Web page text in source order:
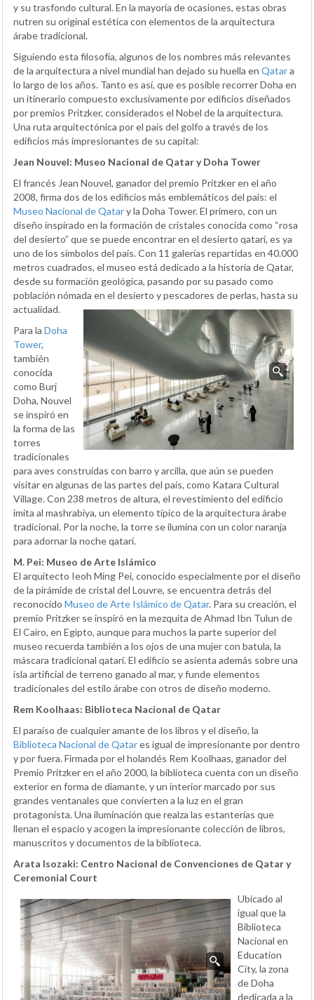
y su trasfondo cultural. En la mayoría de ocasiones, estas obras
nutren su original estética con elementos de la arquitectura
árabe tradicional.
Siguiendo esta filosofía, algunos de los nombres más relevantes
de la arquitectura a nivel mundial han dejado su huella en Qatara
lo largo de los años. Tanto es así, que es posible recorrer Doha en
un itinerario compuesto exclusivamente por edificios diseñados
por premios Pritzker, considerados el Nobel de la arquitectura.
Una ruta arquitectónica por el país del golfo a través de los
edificios más impresionantes de su capital:
Jean Nouvel: Museo Nacional de Qatar y Doha Tower
El francés Jean Nouvel, ganador del premio Pritzker en el año
2008, firma dos de los edificios más emblemáticos del país: el
Museo Nacional de Qatary la Doha Tower. El primero, con un
diseño inspirado en la formación de cristales conocida como “rosa
del desierto” que se puede encontrar en el desierto qatarí, es ya
uno de los símbolos del país. Con 11 galerías repartidas en 40.000
metros cuadrados, el museo está dedicado a la historia de Qatar,
desde su formación geológica, pasando por su pasado como
población nómada en el desierto y pescadores de perlas, hasta su
actualidad.
Para la Doha
Tower,
también
conocida
como Burj
Doha, Nouvel
se inspiró en
la forma de las
torres
tradicionales
para aves construidas con barro y arcilla, que aún se pueden
visitar en algunas de las partes del país, como Katara Cultural
Village. Con 238 metros de altura, el revestimiento del edificio
imita al mashrabiya, un elemento típico de la arquitectura árabe
tradicional. Por la noche, la torre se ilumina con un color naranja
para adornar la noche qatarí.
M. Pei: Museo de Arte Islámico
El arquitecto Ieoh Ming Pei, conocido especialmente por el diseño
de la pirámide de cristal del Louvre, se encuentra detrás del
reconocido Museo de Arte Islámico de Qatar. Para su creación, el
premio Pritzker se inspiró en la mezquita de Ahmad Ibn Tulun de
El Cairo, en Egipto, aunque para muchos la parte superior del
museo recuerda también a los ojos de una mujer con batula, la
máscara tradicional qatarí. El edificio se asienta además sobre una
isla artificial de terreno ganado al mar, y funde elementos
tradicionales del estilo árabe con otros de diseño moderno.
Rem Koolhaas: Biblioteca Nacional de Qatar
El paraíso de cualquier amante de los libros y el diseño, la
Biblioteca Nacional de Qatares igual de impresionante por dentro
y por fuera. Firmada por el holandés Rem Koolhaas, ganador del
Premio Pritzker en el año 2000, la biblioteca cuenta con un diseño
exterior en forma de diamante, y un interior marcado por sus
grandes ventanales que convierten a la luz en el gran
protagonista. Una iluminación que realza las estanterías que
llenan el espacio y acogen la impresionante colección de libros,
manuscritos y documentos de la biblioteca.
Arata Isozaki: Centro Nacional de Convenciones de Qatar y
Ceremonial Court
Ubicado al
igual que la
Biblioteca
Nacional en
Education
City, la zona
de Doha
dedicada a la